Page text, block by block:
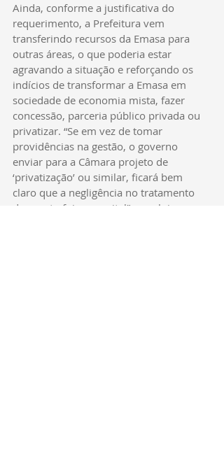
Ainda, conforme a justificativa do
requerimento, a Prefeitura vem
transferindo recursos da Emasa para
outras áreas, o que poderia estar
agravando a situação e reforçando os
indícios de transformar a Emasa em
sociedade de economia mista, fazer
concessão, parceria público privada ou
privatizar. “Se em vez de tomar
providências na gestão, o governo
enviar para a Câmara projeto de
‘privatização’ ou similar, ficará bem
claro que a negligência no tratamento
de esgoto foi proposital”, concluiu o